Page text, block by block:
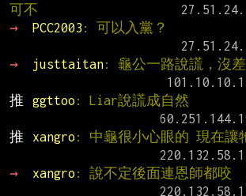
可不
→
PCC2003 : 可以入黨？
→
justtaitan: 龜公一路說謊，沒
推
ggttoo : Liar說謊成自然
推
xangro : 中龜很小心眼的 現在讓
→
xangro : 說不定後面連恩師都咬